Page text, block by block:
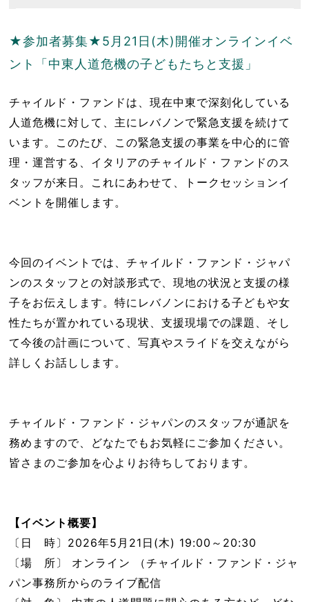
★参加者募集★5月21日(木)開催オンラインイベ
ント「中東人道危機の子どもたちと支援」
チャイルド・ファンドは、現在中東で深刻化している
人道危機に対して、主にレバノンで緊急支援を続けて
います。このたび、この緊急支援の事業を中心的に管
理・運営する、イタリアのチャイルド・ファンドのス
タッフが来日。これにあわせて、トークセッションイ
ベントを開催します。
今回のイベントでは、チャイルド・ファンド・ジャパ
ンのスタッフとの対談形式で、現地の状況と支援の様
子をお伝えします。特にレバノンにおける子どもや女
性たちが置かれている現状、支援現場での課題、そし
て今後の計画について、写真やスライドを交えながら
詳しくお話しします。
チャイルド・ファンド・ジャパンのスタッフが通訳を
務めますので、どなたでもお気軽にご参加ください。
皆さまのご参加を心よりお待ちしております。
【イベント概要】
〔日 時〕2026年5月21日(木) 19:00～20:30
〔場 所〕 オンライン （チャイルド・ファンド・ジャ
パン事務所からのライブ配信